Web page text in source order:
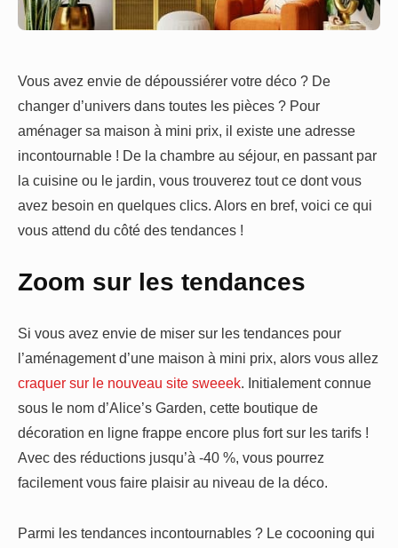
Vous avez envie de dépoussiérer votre déco ? De
changer d’univers dans toutes les pièces ? Pour
aménager sa maison à mini prix, il existe une adresse
incontournable ! De la chambre au séjour, en passant par
la cuisine ou le jardin, vous trouverez tout ce dont vous
avez besoin en quelques clics. Alors en bref, voici ce qui
vous attend du côté des tendances !
Zoom sur les tendances
Si vous avez envie de miser sur les tendances pour
l’aménagement d’une maison à mini prix, alors vous allez
craquer sur le nouveau site sweeek. Initialement connue
sous le nom d’Alice’s Garden, cette boutique de
décoration en ligne frappe encore plus fort sur les tarifs !
Avec des réductions jusqu’à -40 %, vous pourrez
facilement vous faire plaisir au niveau de la déco.
Parmi les tendances incontournables ? Le cocooning qui